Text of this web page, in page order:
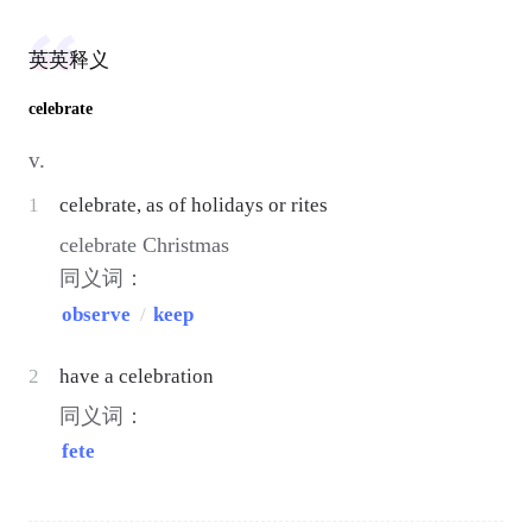
英英释义
celebrate
v.
1 celebrate, as of holidays or rites
celebrate Christmas
同义词：
observe / keep
2 have a celebration
同义词：
fete